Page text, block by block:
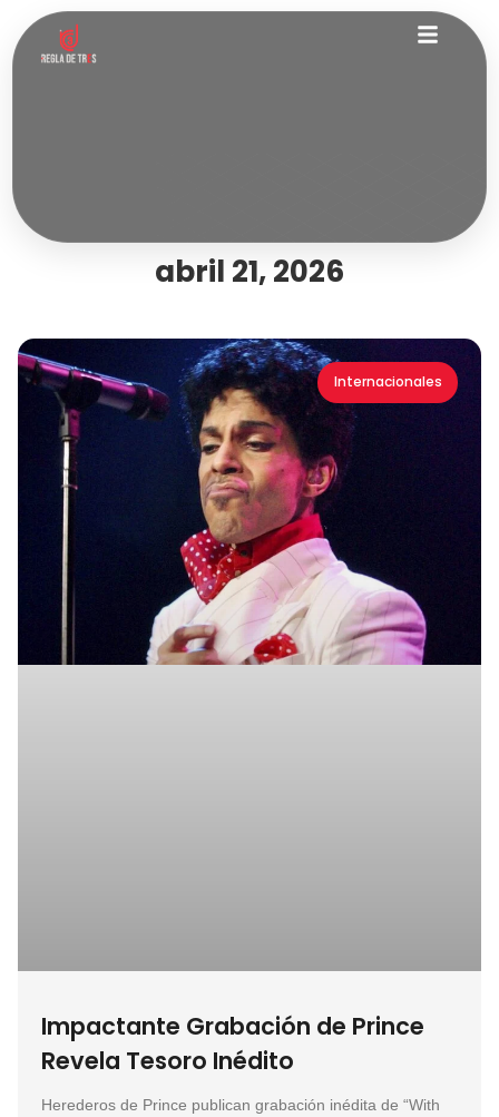
abril 21, 2026
Internacionales
Impactante Grabación de Prince
Revela Tesoro Inédito
Herederos de Prince publican grabación inédita de “With